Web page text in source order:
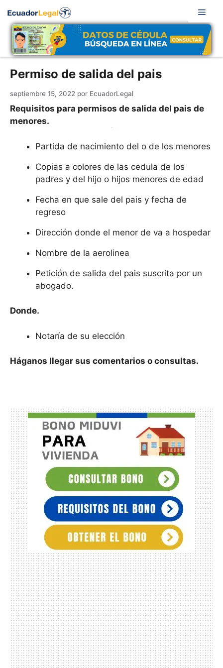
contenido
Permiso de salida del pais
septiembre 15, 2022 por EcuadorLegal
Requisitos para permisos de salida del pais de
menores.
Partida de nacimiento del o de los menores
Copias a colores de las cedula de los
padres y del hijo o hijos menores de edad
Fecha en que sale del pais y fecha de
regreso
Dirección donde el menor de va a hospedar
Nombre de la aerolinea
Petición de salida del pais suscrita por un
abogado.
Donde.
Notaría de su elección
Háganos llegar sus comentarios o consultas.